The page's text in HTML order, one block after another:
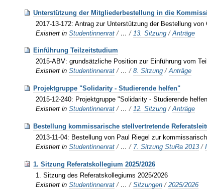
Unterstützung der Mitgliederbestellung in die
2017-13-172: Antrag zur Unterstützung der Bestellung
Existiert in Studentinnenrat / …/ 13. Sitzung /Anträge
Einführung Teilzeitstudium
2015-ABV: grundsätzliche Position zur Einführung vom
Existiert in Studentinnenrat / …/8. Sitzung /Anträge
Projektgruppe "Solidarity - Studierende helfen"
2015-12-240: Projektgruppe "Solidarity - Studierende
Existiert in Studentinnenrat / …/12. Sitzung /Anträge
Bestellung kommissarische stellvertretende
2013-11-04: Bestellung von Paul Riegel zur
Existiert in Studentinnenrat / …/ 7. Sitzung StuRa 2013 /
1. Sitzung Referatskollegium 2025/2026
1. Sitzung des Referatskollegiums 2025/2026
Existiert in Studentinnenrat / …/Sitzungen /2025/2026